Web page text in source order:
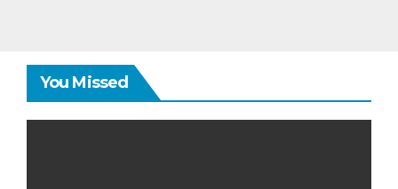
You Missed